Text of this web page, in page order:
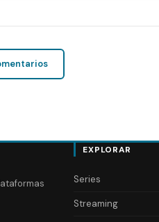
EXPLORAR
Series
Streaming